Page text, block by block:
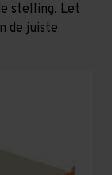
stelling. Let
de juiste